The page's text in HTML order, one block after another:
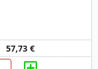
57,73 €